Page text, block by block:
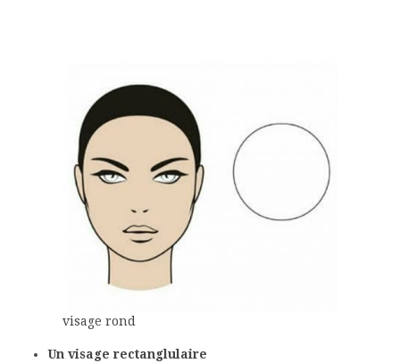
visage rond
Un visage rectanglulaire